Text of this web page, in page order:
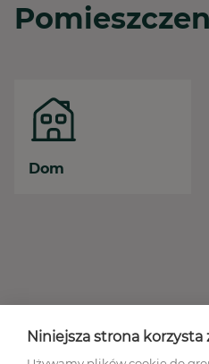
Dom
Niniejsza strona